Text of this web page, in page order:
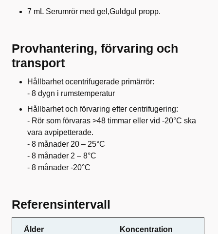
7 mL Serumrör med gel,Guldgul propp.
Provhantering, förvaring och
transport
Hållbarhet ocentrifugerade primärrör:
- 8 dygn i rumstemperatur
Hållbarhet och förvaring efter centrifugering:
- Rör som förvaras >48 timmar eller vid -20°C ska
vara avpipetterade.
- 8 månader 20 – 25°C
- 8 månader 2 – 8°C
- 8 månader -20°C
Referensintervall
Ålder Koncentration